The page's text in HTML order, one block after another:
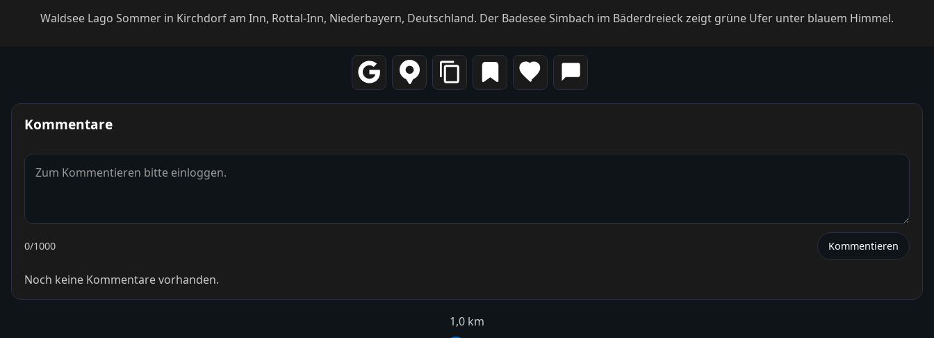
Waldsee Lago Sommer in Kirchdorf am Inn, Rottal-Inn, Niederbayern, Deutschland. Der Badesee Simbach im Bäderdreieck zeigt grüne Ufer unter blauem Himmel.
Kommentare
0/1000 Kommentieren
Noch keine Kommentare vorhanden.
1,0 km